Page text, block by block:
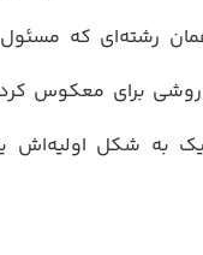
رشته‌ای که مسئول
برای معکوس
به شکل